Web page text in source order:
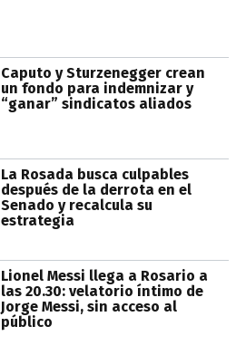
Caputo y Sturzenegger crean
un fondo para indemnizar y
“ganar” sindicatos aliados
La Rosada busca culpables
después de la derrota en el
Senado y recalcula su
estrategia
Lionel Messi llega a Rosario a
las 20.30: velatorio íntimo de
Jorge Messi, sin acceso al
público